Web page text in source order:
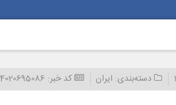
دسته‌بندی: ایران کد خبر: